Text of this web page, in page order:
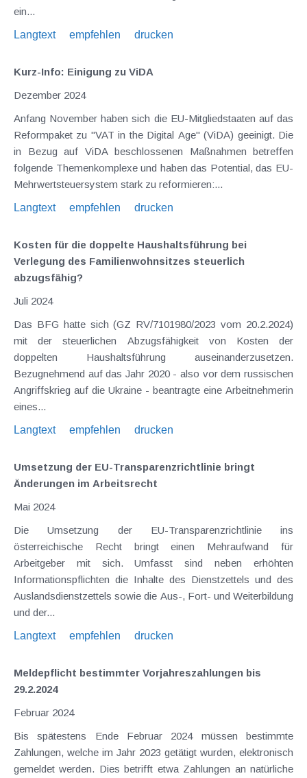
ein...
Langtext
empfehlen drucken
Kurz-Info: Einigung zu ViDA
Dezember 2024
Anfang November haben sich die EU-Mitgliedstaaten auf das
Reformpaket zu "VAT in the Digital Age" (ViDA) geeinigt. Die
in Bezug auf ViDA beschlossenen Maßnahmen betreffen
folgende Themenkomplexe und haben das Potential, das EU-
Mehrwertsteuersystem stark zu reformieren:...
Langtext
empfehlen drucken
Kosten für die doppelte Haushaltsführung bei
Verlegung des Familienwohnsitzes steuerlich
abzugsfähig?
Juli 2024
Das BFG hatte sich (GZ RV/7101980/2023 vom 20.2.2024)
mit der steuerlichen Abzugsfähigkeit von Kosten der
doppelten Haushaltsführung auseinanderzusetzen.
Bezugnehmend auf das Jahr 2020 - also vor dem russischen
Angriffskrieg auf die Ukraine - beantragte eine Arbeitnehmerin
eines...
Langtext
empfehlen drucken
Umsetzung der EU-Transparenzrichtlinie bringt
Änderungen im Arbeitsrecht
Mai 2024
Die Umsetzung der EU-Transparenzrichtlinie ins
österreichische Recht bringt einen Mehraufwand für
Arbeitgeber mit sich. Umfasst sind neben erhöhten
Informationspflichten die Inhalte des Dienstzettels und des
Auslandsdienstzettels sowie die Aus-, Fort- und Weiterbildung
und der...
Langtext
empfehlen drucken
Meldepflicht bestimmter Vorjahreszahlungen bis
29.2.2024
Februar 2024
Bis spätestens Ende Februar 2024 müssen bestimmte
Zahlungen, welche im Jahr 2023 getätigt wurden, elektronisch
gemeldet werden. Dies betrifft etwa Zahlungen an natürliche